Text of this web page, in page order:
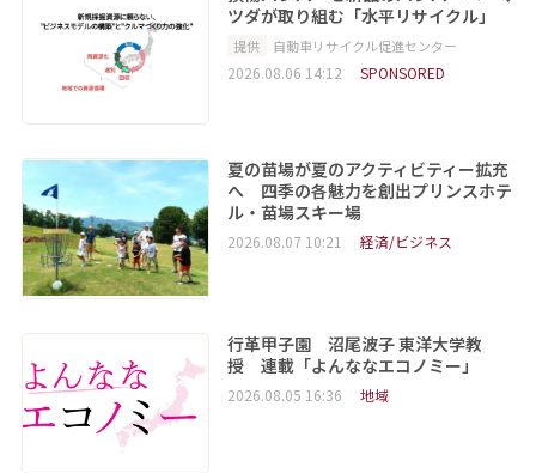
ツダが取り組む「水平リサイクル」
提供 自動車リサイクル促進センター
2026.08.06 14:12 SPONSORED
夏の苗場が夏のアクティビティー拡充
へ 四季の各魅力を創出プリンスホテ
ル・苗場スキー場
2026.08.07 10:21 経済/ビジネス
行革甲子園 沼尾波子 東洋大学教
授 連載「よんななエコノミー」
2026.08.05 16:36 地域